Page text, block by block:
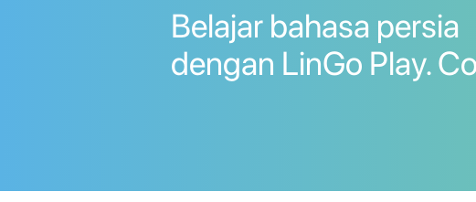
Belajar bahasa persia
dengan LinGo Play.